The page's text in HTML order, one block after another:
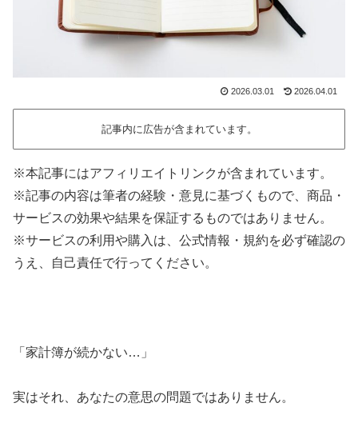
2026.03.01 2026.04.01
記事内に広告が含まれています。
※本記事にはアフィリエイトリンクが含まれています。
※記事の内容は筆者の経験・意見に基づくもので、商品・
サービスの効果や結果を保証するものではありません。
※サービスの利用や購入は、公式情報・規約を必ず確認の
うえ、自己責任で行ってください。
「家計簿が続かない…」
実はそれ、あなたの意思の問題ではありません。